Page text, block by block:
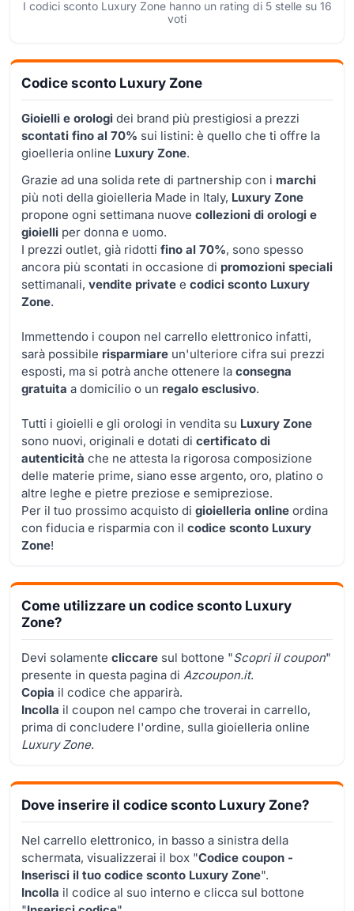
I codici sconto Luxury Zone hanno un rating di 5stelle su 16
voti
Codice sconto Luxury Zone
Gioielli e orologi dei brand più prestigiosi a prezzi
scontati fino al 70% sui listini: è quello che ti offre la
gioelleria online Luxury Zone.
Grazie ad una solida rete di partnership con i marchi
più noti della gioielleria Made in Italy, Luxury Zone
propone ogni settimana nuove collezioni di orologi e
gioielli per donna e uomo.
I prezzi outlet, già ridotti fino al 70%, sono spesso
ancora più scontati in occasione di promozioni speciali
settimanali, vendite private e codici sconto Luxury
Zone.
Immettendo i coupon nel carrello elettronico infatti,
sarà possibile risparmiare un'ulteriore cifra sui prezzi
esposti, ma si potrà anche ottenere la consegna
gratuita a domicilio o un regalo esclusivo.
Tutti i gioielli e gli orologi in vendita su Luxury Zone
sono nuovi, originali e dotati di certificato di
autenticità che ne attesta la rigorosa composizione
delle materie prime, siano esse argento, oro, platino o
altre leghe e pietre preziose e semipreziose.
Per il tuo prossimo acquisto di gioielleria online ordina
con fiducia e risparmia con il codice sconto Luxury
Zone!
Come utilizzare un codice sconto Luxury
Zone?
Devi solamente cliccare sul bottone "Scopri il coupon"
presente in questa pagina di Azcoupon.it.
Copia il codice che apparirà.
Incolla il coupon nel campo che troverai in carrello,
prima di concludere l'ordine, sulla gioielleria online
Luxury Zone.
Dove inserire il codice sconto Luxury Zone?
Nel carrello elettronico, in basso a sinistra della
schermata, visualizzerai il box "Codice coupon -
Inserisci il tuo codice sconto Luxury Zone".
Incolla il codice al suo interno e clicca sul bottone